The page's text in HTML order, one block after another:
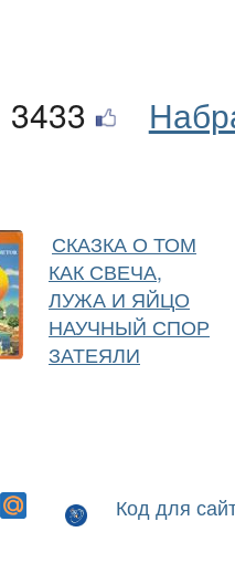
3433
СКАЗКА О ТОМ
КАК СВЕЧА,
ЛУЖА И ЯЙЦО
НАУЧНЫЙ СПОР
ЗАТЕЯЛИ
Код для